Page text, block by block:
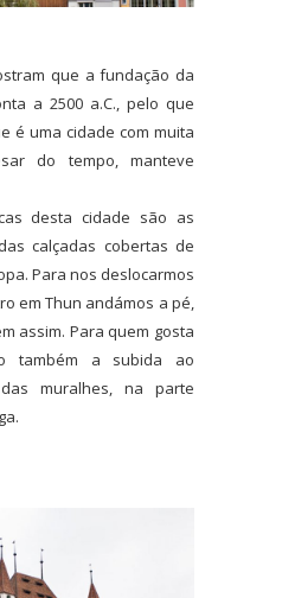
que a fundação da
a 2500 a.C., pelo que
é uma cidade com muita
do tempo, manteve
desta cidade são as
calçadas cobertas de
Para nos deslocarmos
em Thun andámos a pé,
assim. Para quem gosta
também a subida ao
muralhes, na parte